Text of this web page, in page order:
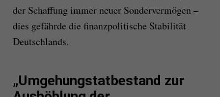
der Schaffung immer neuer Sondervermögen –
dies gefährde die finanzpolitische Stabilität
Deutschlands.
„Umgehungstatbestand zur